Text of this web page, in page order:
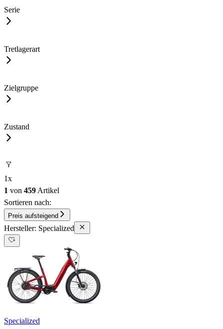
Serie
Tretlagerart
Zielgruppe
Zustand
1x
1 von 459 Artikel
Sortieren nach:
Preis aufsteigend
Hersteller: Specialized
Specialized